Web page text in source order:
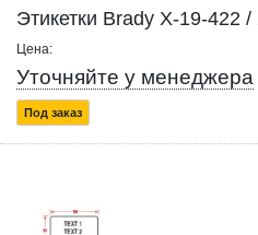
Этикетки Brady X-19-422
Цена:
Уточняйте у менеджера
Под заказ